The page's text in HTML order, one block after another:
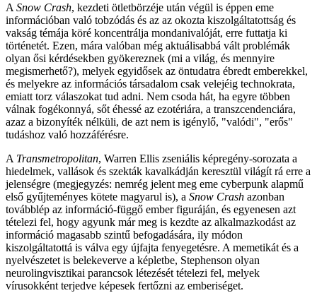
A Snow Crash, kezdeti ötletbörzéje után végül is éppen eme
információban való tobzódás és az az okozta kiszolgáltatottság és
vakság témája köré koncentrálja mondanivalóját, erre futtatja ki
történetét. Ezen, mára valóban még aktuálisabbá vált problémák
olyan ősi kérdésekben gyökereznek (mi a világ, és mennyire
megismerhető?), melyek egyidősek az öntudatra ébredt emberekkel,
és melyekre az információs társadalom csak velejéig technokrata,
emiatt torz válaszokat tud adni. Nem csoda hát, ha egyre többen
válnak fogékonnyá, sőt éhessé az ezotériára, a transzcendenciára,
azaz a bizonyíték nélküli, de azt nem is igénylő, "valódi", "erős"
tudáshoz való hozzáférésre.
A Transmetropolitan, Warren Ellis zseniális képregény-sorozata a
hiedelmek, vallások és szekták kavalkádján keresztül világít rá erre a
jelenségre (megjegyzés: nemrég jelent meg eme cyberpunk alapmű
első gyűjteményes kötete magyarul is), a Snow Crash azonban
továbblép az információ-függő ember figuráján, és egyenesen azt
tételezi fel, hogy agyunk már meg is kezdte az alkalmazkodást az
információ magasabb szintű befogadására, ily módon
kiszolgáltatottá is válva egy újfajta fenyegetésre. A memetikát és a
nyelvészetet is belekeverve a képletbe, Stephenson olyan
neurolingvisztikai parancsok létezését tételezi fel, melyek
vírusokként terjedve képesek fertőzni az emberiséget.